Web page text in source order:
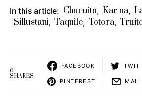
In this article: Chucuito, Karina,
Sillustani, Taquile, Totora,
0
SHARES
FACEBOOK
PINTEREST MAIL